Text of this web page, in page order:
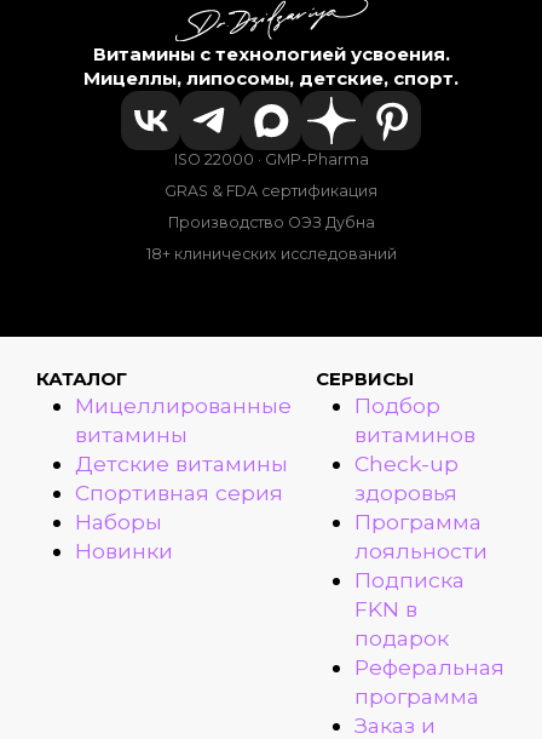
Витамины с технологией усвоения.
Мицеллы, липосомы, детские, спорт.
ISO 22000 · GMP-Pharma
GRAS & FDA сертификация
Производство ОЭЗ Дубна
18+ клинических исследований
КАТАЛОГ
Мицеллированные
витамины
Детские витамины
Спортивная серия
Наборы
Новинки
СЕРВИСЫ
Подбор
витаминов
Check-up
здоровья
Программа
лояльности
Подписка
FKN в
подарок
Реферальная
программа
Заказ и